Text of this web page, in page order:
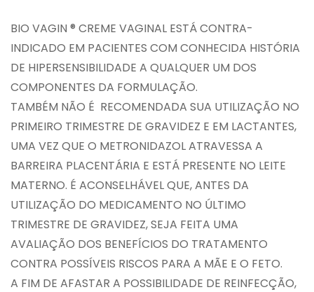
BIO VAGIN ® CREME VAGINAL ESTÁ CONTRA-
INDICADO EM PACIENTES COM CONHECIDA HISTÓRIA
DE HIPERSENSIBILIDADE A QUALQUER UM DOS
COMPONENTES DA FORMULAÇÃO.
TAMBÉM NÃO É RECOMENDADA SUA UTILIZAÇÃO NO
PRIMEIRO TRIMESTRE DE GRAVIDEZ E EM LACTANTES,
UMA VEZ QUE O METRONIDAZOL ATRAVESSA A
BARREIRA PLACENTÁRIA E ESTÁ PRESENTE NO LEITE
MATERNO. É ACONSELHÁVEL QUE, ANTES DA
UTILIZAÇÃO DO MEDICAMENTO NO ÚLTIMO
TRIMESTRE DE GRAVIDEZ, SEJA FEITA UMA
AVALIAÇÃO DOS BENEFÍCIOS DO TRATAMENTO
CONTRA POSSÍVEIS RISCOS PARA A MÃE E O FETO.
A FIM DE AFASTAR A POSSIBILIDADE DE REINFECÇÃO,